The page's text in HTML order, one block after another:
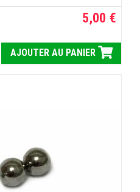
5,00 €
AJOUTER AU PANIER